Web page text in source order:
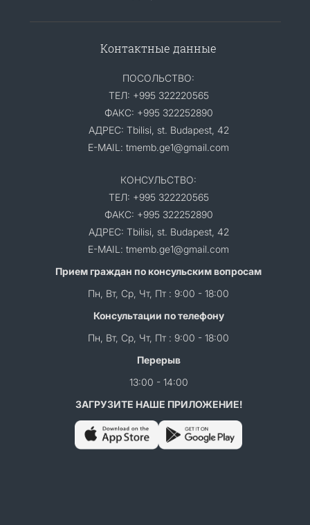
Контактные данные
ПОСОЛЬСТВО:
ТЕЛ: +995 322220565
ФАКС: +995 322252890
АДРЕС: Tbilisi, st. Budapest, 42
E-MAIL: tmemb.ge1@gmail.com
КОНСУЛЬСТВО:
ТЕЛ: +995 322220565
ФАКС: +995 322252890
АДРЕС: Tbilisi, st. Budapest, 42
E-MAIL: tmemb.ge1@gmail.com
Прием граждан по консульским вопросам
Пн, Вт, Ср, Чт, Пт : 9:00 - 18:00
Консультации по телефону
Пн, Вт, Ср, Чт, Пт : 9:00 - 18:00
Перерыв
13:00 - 14:00
ЗАГРУЗИТЕ НАШЕ ПРИЛОЖЕНИЕ!